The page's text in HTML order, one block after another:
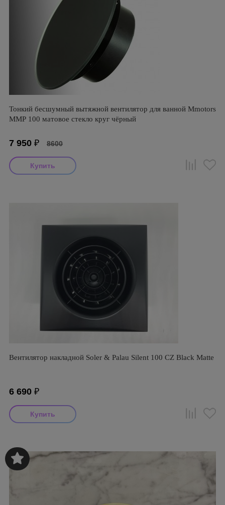
Тонкий бесшумный вытяжной вентилятор для ванной Mmotors
ММР 100 матовое стекло круг чёрный
7 950 ₽ 8600
Вентилятор накладной Soler & Palau Silent 100 CZ Black Matte
6 690 ₽